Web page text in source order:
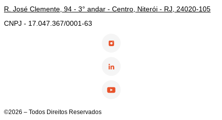
R. José Clemente, 94 - 3° andar - Centro, Niterói - RJ, 24020-105
CNPJ - 17.047.367/0001-63
©2026 – Todos Direitos Reservados